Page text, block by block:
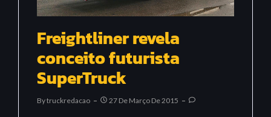
Freightliner revela
conceito futurista
SuperTruck
ByTruckredacao 27 De Março De 2015